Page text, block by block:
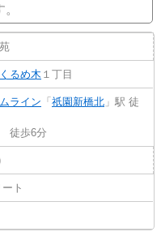
るめ木 １丁目
ライン 「祇園新橋北 」駅 徒
徒歩6分
ト